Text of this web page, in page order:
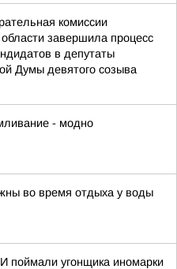
комиссии
завершила процесс
в депутаты
Думы девятого созыва
- модно
во время отдыха у воды
поймали угонщика иномарки